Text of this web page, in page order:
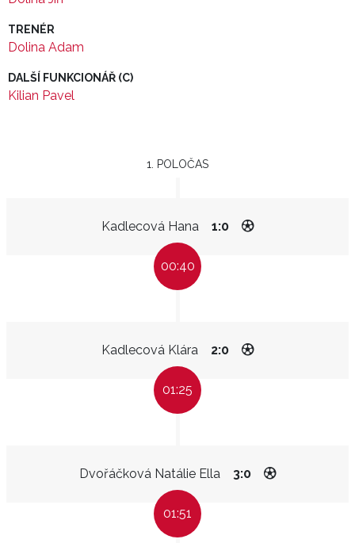
TRENÉR
Dolina Adam
DALŠÍ FUNKCIONÁŘ (C)
Kilian Pavel
1. POLOČAS
Kadlecová Hana 1:0
00:40
Kadlecová Klára 2:0
01:25
Dvořáčková Natálie Ella 3:0
01:51